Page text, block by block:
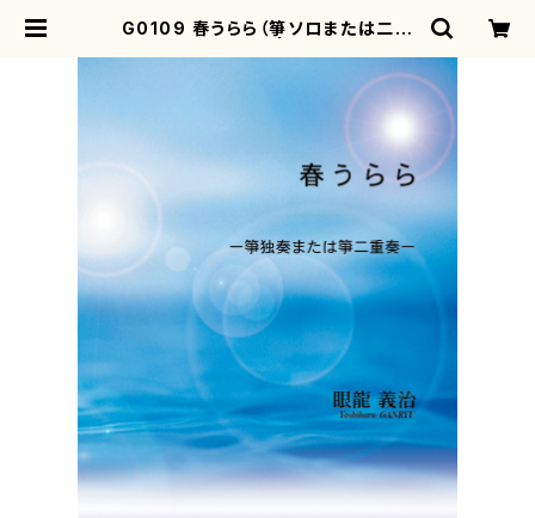
G0109 春うらら（箏ソロまたは二重